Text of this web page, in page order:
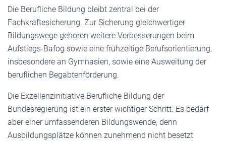
Die Berufliche Bildung bleibt zentral bei der
Fachkräftesicherung. Zur Sicherung gleichwertiger
Bildungswege gehören weitere Verbesserungen beim
Aufstiegs-Bafög sowie eine frühzeitige Berufsorientierung,
insbesondere an Gymnasien, sowie eine Ausweitung der
beruflichen Begabtenförderung.
Die Exzellenzinitiative Berufliche Bildung der
Bundesregierung ist ein erster wichtiger Schritt. Es bedarf
aber einer umfassenderen Bildungswende, denn
Ausbildungsplätze können zunehmend nicht besetzt